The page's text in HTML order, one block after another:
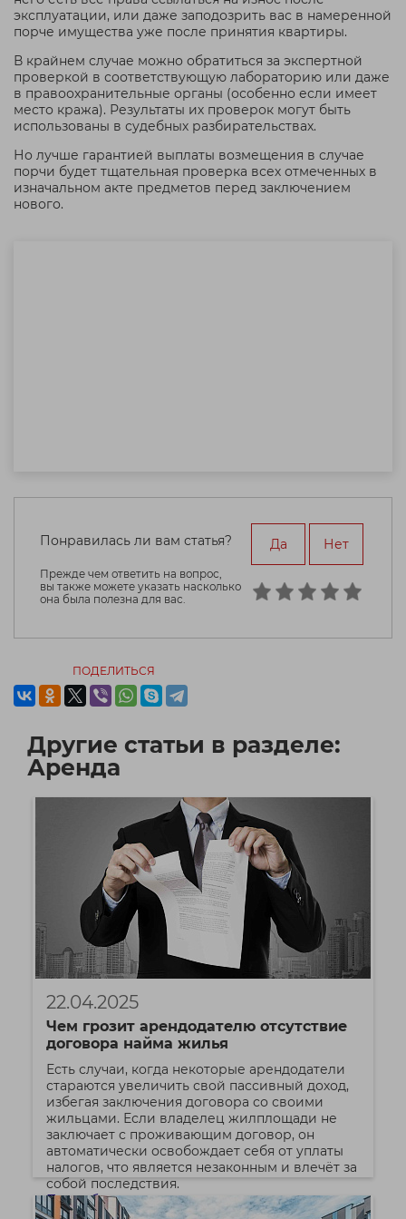
эксплуатации, или даже заподозрить вас в намеренной
порче имущества уже после принятия квартиры.
В крайнем случае можно обратиться за экспертной
проверкой в соответствующую лабораторию или даже
в правоохранительные органы (особенно если имеет
место кража). Результаты их проверок могут быть
использованы в судебных разбирательствах.
Но лучше гарантией выплаты возмещения в случае
порчи будет тщательная проверка всех отмеченных в
изначальном акте предметов перед заключением
нового.
Понравилась ли вам статья?
Прежде чем ответить на вопрос,
вы также можете указать насколько
она была полезна для вас.
Да Нет
ПОДЕЛИТЬСЯ
Другие статьи в разделе:
Аренда
22.04.2025
Чем грозит арендодателю отсутствие
договора найма жилья
Есть случаи, когда некоторые арендодатели
стараются увеличить свой пассивный доход,
избегая заключения договора со своими
жильцами. Если владелец жилплощади не
заключает с проживающим договор, он
автоматически освобождает себя от уплаты
налогов, что является незаконным и влечёт за
собой последствия.
Подробнее